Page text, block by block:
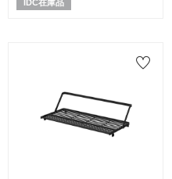
IDC在庫品